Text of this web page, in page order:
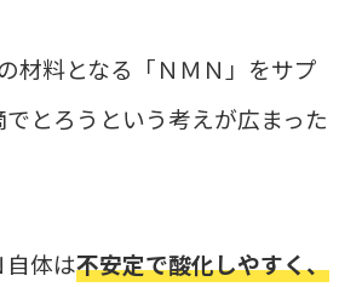
材料となる「ＮＭＮ」をサプ
でとろうという考えが広まった
自体は不安定で酸化しやすく、